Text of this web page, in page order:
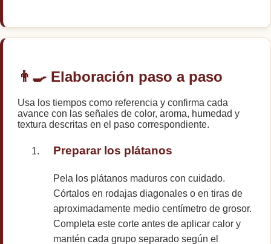
👨‍🍳 Elaboración paso a paso
Usa los tiempos como referencia y confirma cada
avance con las señales de color, aroma, humedad y
textura descritas en el paso correspondiente.
Preparar los plátanos
Pela los plátanos maduros con cuidado.
Córtalos en rodajas diagonales o en tiras de
aproximadamente medio centímetro de grosor.
Completa este corte antes de aplicar calor y
mantén cada grupo separado según el